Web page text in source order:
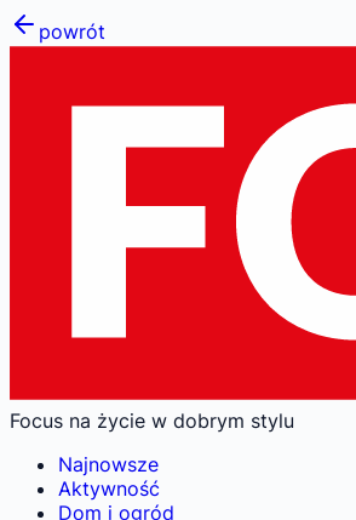
powrót
Focus na życie w dobrym stylu
Najnowsze
Aktywność
Dom i ogród